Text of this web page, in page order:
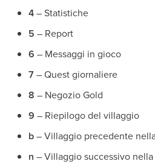
4– Statistiche
5 – Report
6 – Messaggi in gioco
7– Quest giornaliere
8 – Negozio Gold
9 – Riepilogo del villaggio
b– Villaggio precedente
n – Villaggio successivo